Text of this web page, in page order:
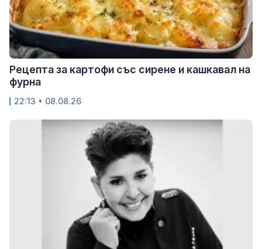
Рецепта за картофи със сирене и кашкавал на
фурна
22:13 • 08.08.26